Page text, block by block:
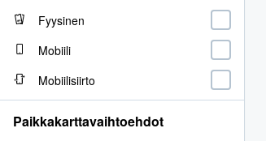
Fyysinen
Mobiili
Mobiilisiirto
Paikkakarttavaihtoehdot